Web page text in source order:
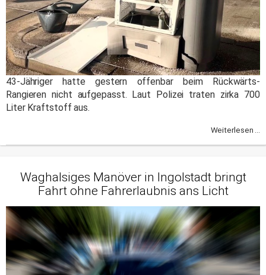
43-Jähriger hatte gestern offenbar beim Rückwärts-
Rangieren nicht aufgepasst. Laut Polizei traten zirka 700
Liter Kraftstoff aus.
Weiterlesen ...
Waghalsiges Manöver in Ingolstadt bringt
Fahrt ohne Fahrerlaubnis ans Licht